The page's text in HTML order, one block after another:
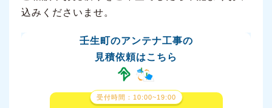
込みくださいませ。
壬生町のアンテナ工事の
見積依頼はこちら
受付時間：10:00~19:00